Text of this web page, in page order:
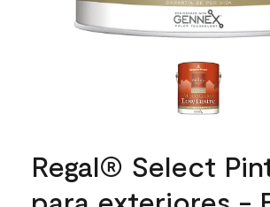
Regal® Select